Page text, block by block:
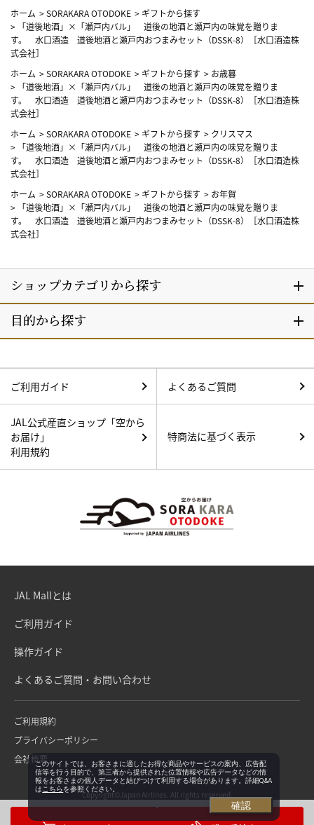
ホーム >SORAKARA OTODOKE > ギフトから探す
> 「道後地酒」×「瀬戸内バル」 道後の地酒と瀬戸内の味覚を贈りま
す。 水口酒造 道後地酒と瀬戸内おつまみセット（DSSK-8）［水口酒造株
式会社］
ホーム >SORAKARA OTODOKE > ギフトから探す > お歳暮
> 「道後地酒」×「瀬戸内バル」 道後の地酒と瀬戸内の味覚を贈りま
す。 水口酒造 道後地酒と瀬戸内おつまみセット（DSSK-8）［水口酒造株
式会社］
ホーム >SORAKARA OTODOKE > ギフトから探す > クリスマス
> 「道後地酒」×「瀬戸内バル」 道後の地酒と瀬戸内の味覚を贈りま
す。 水口酒造 道後地酒と瀬戸内おつまみセット（DSSK-8）［水口酒造株
式会社］
ホーム >SORAKARA OTODOKE > ギフトから探す > お年賀
> 「道後地酒」×「瀬戸内バル」 道後の地酒と瀬戸内の味覚を贈りま
す。 水口酒造 道後地酒と瀬戸内おつまみセット（DSSK-8）［水口酒造株
式会社］
ご利用ガイド よくあるご質問
JAL公式産直ショップ「空から
お届け」
利用規約
特商法に基づく表示
JAL Mallとは
ご利用ガイド
操作ガイド
よくあるご質問・お問い合わせ
ご利用規約
プライバシーポリシー
会社概要
Copyright©Japan Airlines. All rights reserved.
このサイトでは、お客さまに適したお得な商品やサービスの案内、広告配
信等を行う目的で、第三者から提供された位置情報や広告データなどの情
報をお客さまの個人データと結びつけて利用する場合があります。詳細Q&A
は こちらを参照ください。
確認